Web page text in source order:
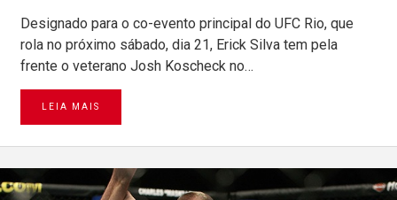
Designado para o co-evento principal do UFC Rio, que
rola no próximo sábado, dia 21, Erick Silva tem pela
frente o veterano Josh Koscheck no…
LEIA MAIS